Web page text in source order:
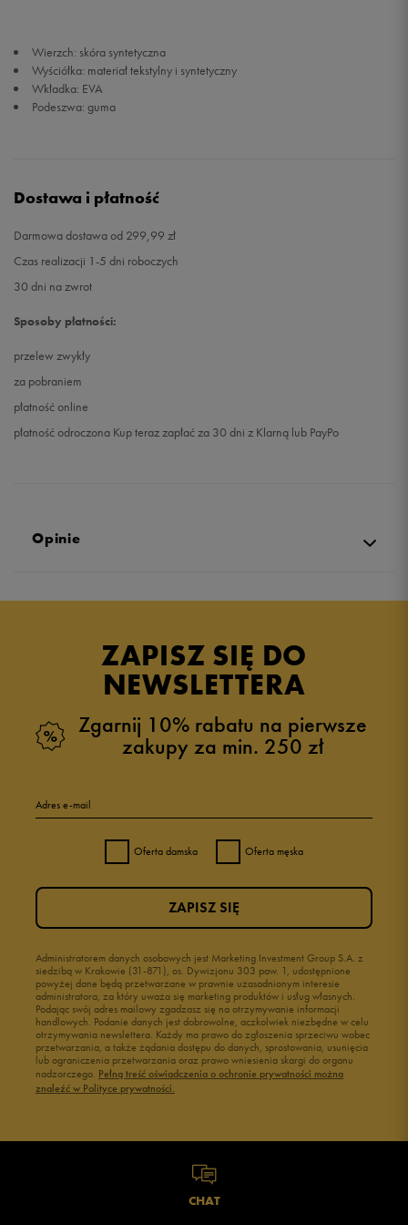
Wierzch: skóra syntetyczna
Wyściółka: materiał tekstylny i syntetyczny
Wkładka: EVA
Podeszwa: guma
Dostawa i płatność
Darmowa dostawa od 299,99 zł
Czas realizacji 1-5 dni roboczych
30 dni na zwrot
Sposoby płatności:
przelew zwykły
za pobraniem
płatność online
płatność odroczona Kup teraz zapłać za 30 dni z Klarną lub PayPo
Opinie
ZAPISZ SIĘ DO
NEWSLETTERA
Zgarnij 10% rabatu na pierwsze
zakupy za min. 250 zł
Adres e-mail
Oferta damska Oferta męska
Administratorem danych osobowych jest Marketing Investment Group S.A. z
siedzibą w Krakowie (31-871), os. Dywizjonu 303 paw. 1, udostępnione
powyżej dane będą przetwarzane w prawnie uzasadnionym interesie
administratora, za który uważa się marketing produktów i usług własnych.
Podając swój adres mailowy zgadzasz się na otrzymywanie informacji
handlowych. Podanie danych jest dobrowolne, aczkolwiek niezbędne w celu
otrzymywania newslettera. Każdy ma prawo do zgłoszenia sprzeciwu wobec
przetwarzania, a także żądania dostępu do danych, sprostowania, usunięcia
lub ograniczenia przetwarzania oraz prawo wniesienia skargi do organu
nadzorczego. Pełną treść oświadczenia o ochronie prywatności można
znaleźć w Polityce prywatności.
ZAPISZ SIĘ
CHAT